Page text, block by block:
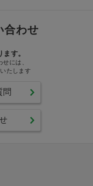
合わせ
す。
には、
たします
問